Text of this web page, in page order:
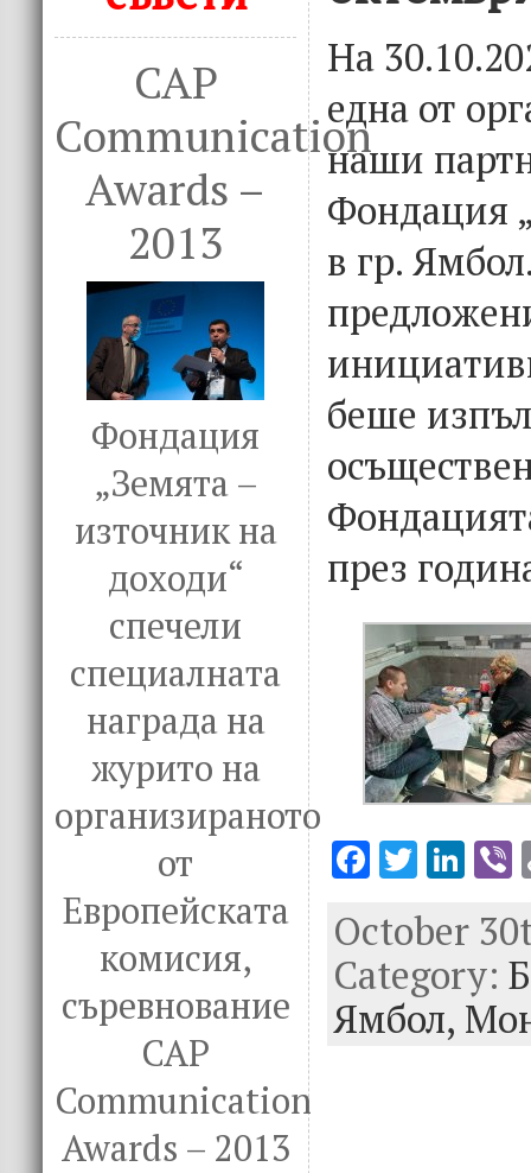
CAP
Communication
Awards –
2013
Фондация
„Земята –
източник на
доходи“
спечели
специалната
награда на
журито на
организираното
от
Европейската
комисия,
съревнование
CAP
Communication
Awards – 2013
На
една от
наши
Фондация
в гр.
беше
през
F
e
b
o
o
T
it
te
r
Li
k
e
dI
n
October
Category:
Ямбол,